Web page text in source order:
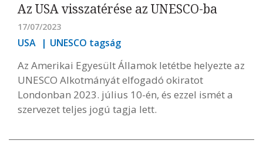
Az USA visszatérése az UNESCO-ba
17/07/2023
USA UNESCO tagság
Az Amerikai Egyesült Államok letétbe helyezte az
UNESCO Alkotmányát elfogadó okiratot
Londonban 2023. július 10-én, és ezzel ismét a
szervezet teljes jogú tagja lett.